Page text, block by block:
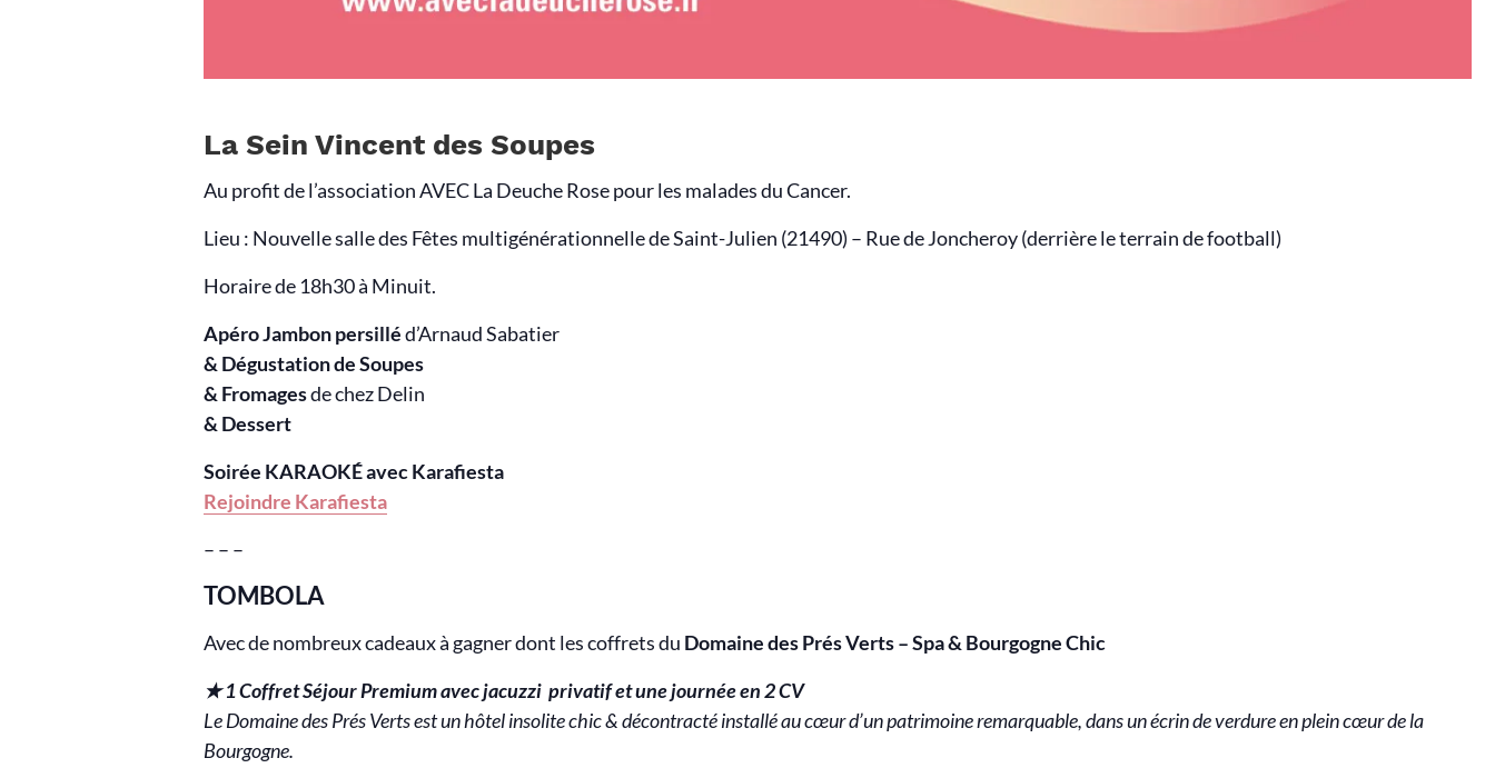
La Sein Vincent des Soupes
Au profit de l’association AVEC La Deuche Rose pour les malades du Cancer.
Lieu : Nouvelle salle des Fêtes multigénérationnelle de Saint-Julien (21490) – Rue de Joncheroy (derrière le terrain de football)
Horaire de 18h30 à Minuit.
Apéro Jambon persilléd’Arnaud Sabatier
& Dégustation de Soupes
& Fromagesde chez Delin
& Dessert
Soirée KARAOKÉ avec Karafiesta
Rejoindre Karafiesta
– – –
TOMBOLA
Avec de nombreux cadeaux à gagner dont les coffrets du Domaine des Prés Verts – Spa & Bourgogne Chic
★ 1 CoffretSéjour Premium avec jacuzzi privatif et une journée en 2CV
Le Domaine des Prés Verts est un hôtel insolite chic & décontracté installé au cœur d’un patrimoine remarquable, dans un écrin de verdure en plein cœur de la
Bourgogne.